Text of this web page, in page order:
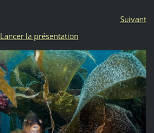
Suivant
Lancer la présentation